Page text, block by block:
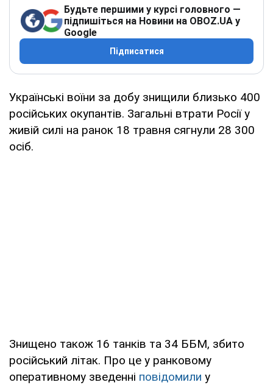
Будьте першими у курсі головного —
підпишіться на Новини на OBOZ.UA у
Google
Підписатися
Українські воїни за добу знищили близько 400
російських окупантів. Загальні втрати Росії у
живій силі на ранок 18 травня сягнули 28 300
осіб.
Знищено також 16 танків та 34 ББМ, збито
російський літак. Про це у ранковому
оперативному зведенні повідомили у